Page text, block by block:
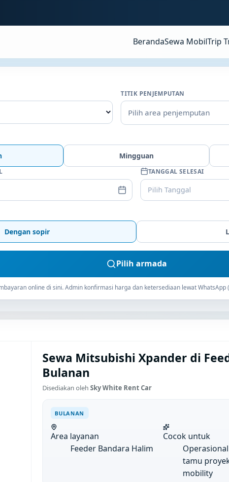
BerandaSewa MobilTrip
TITIK PENJEMPUTAN
Pilih area penjemputan
Mingguan
TANGGAL SELESAI
Pilih Tanggal
Dengan sopir
Pilih armada
online di sini. Admin konfirmasi harga dan ketersediaan lewat WhatsApp
Sewa Mitsubishi Xpander di
Bulanan
Disediakan oleh Sky White Rent Car
BULANAN
Area layanan
Feeder Bandara Halim
Cocok untuk
tamu
mobility